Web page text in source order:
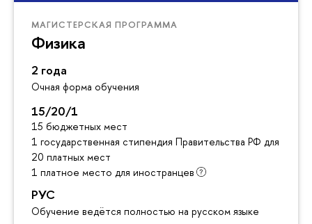
МАГИСТЕРСКАЯ ПРОГРАММА
Физика
2 года
Очная форма обучения
15/20/1
15 бюджетных мест
1 государственная стипендия Правительства РФ для
20 платных мест
1 платное место для иностранцев
РУС
Обучение ведётся полностью на русском языке